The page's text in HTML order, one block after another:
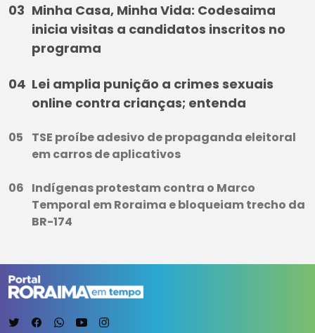
Minha Casa, Minha Vida: Codesaima
inicia visitas a candidatos inscritos no
programa
Lei amplia punição a crimes sexuais
online contra crianças; entenda
TSE proíbe adesivo de propaganda eleitoral
em carros de aplicativos
Indígenas protestam contra o Marco
Temporal em Roraima e bloqueiam trecho da
BR-174